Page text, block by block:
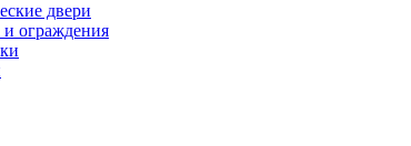
двери
ограждения